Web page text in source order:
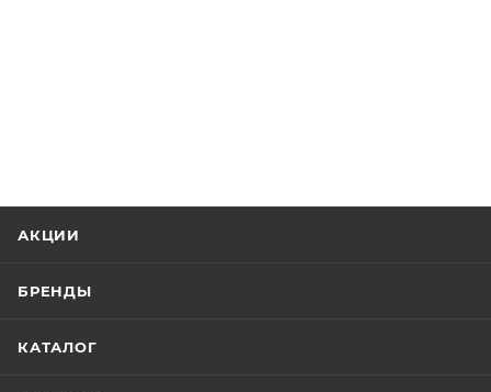
АКЦИИ
БРЕНДЫ
КАТАЛОГ